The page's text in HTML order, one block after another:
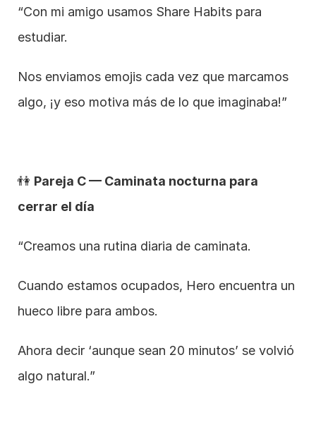
“Con mi amigo usamos Share Habits para
estudiar.
Nos enviamos emojis cada vez que marcamos
algo, ¡y eso motiva más de lo que imaginaba!”
👫 Pareja C — Caminata nocturna para
cerrar el día
“Creamos una rutina diaria de caminata.
Cuando estamos ocupados, Hero encuentra un
hueco libre para ambos.
Ahora decir ‘aunque sean 20 minutos’ se volvió
algo natural.”